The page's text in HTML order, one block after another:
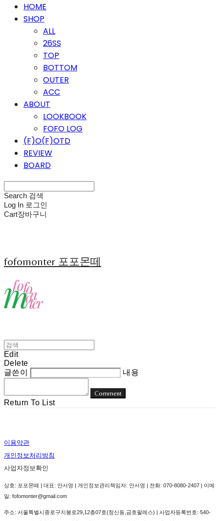
HOME
SHOP
ALL
26SS
TOP
BOTTOM
OUTER
ACC
ABOUT
LOOKBOOK
FOFO LOG
(F)O(F)OTD
REVIEW
BOARD
Search 검색
Log In 로그인
Cart장바구니
fofomonter 포포몬떼
Edit
Delete
글쓴이
내용
Comment
Return To List
이용약관
개인정보처리방침
사업자정보확인
상호: 포포몬떼 | 대표: 안서영 | 개인정보관리책임자: 안서영 | 전화: 070-8080-2407 | 이메
일: fofomonter@gmail.com
주소: 서울특별시종로구지봉로29,12층07호(창신동,금호팔레스) | 사업자등록번호: 540-